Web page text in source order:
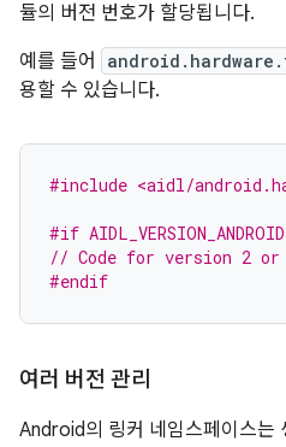
듈의 버전 번호가 할당됩니다.
예를 들어
용할 수 있습니다.
#include <aidl/
#if
// Code for version 2 or
#endif
여러 버전 관리
Android의 링커 네임스페이스는